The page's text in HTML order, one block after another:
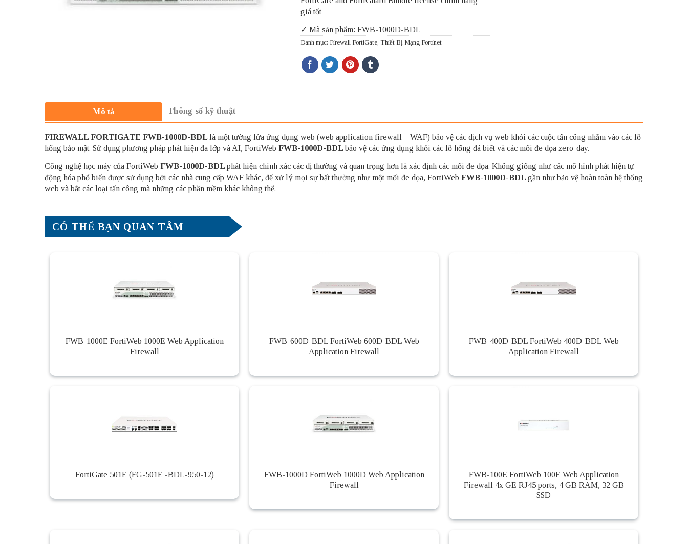
giá tốt
✓ Mã sản phẩm: FWB-1000D-BDL
Danh mục: Firewall FortiGate, Thiết Bị Mạng Fortinet
Mô tả Thông số kỹ thuật
FIREWALL FORTIGATE FWB-1000D-BDLlà một tường lửa ứng dụng web (web application firewall – WAF) bảo vệ các dịch vụ web khỏi các cuộc tấn công nhắm vào các lỗ
hổng bảo mật. Sử dụng phương pháp phát hiện đa lớp và AI, FortiWeb FWB-1000D-BDLbảo vệ các ứng dụng khỏi các lỗ hổng đã biết và các mối đe dọa zero-day.
Công nghệ học máy của FortiWeb FWB-1000D-BDLphát hiện chính xác các dị thường và quan trọng hơn là xác định các mối đe dọa. Không giống như các mô hình phát hiện tự
động hóa phổ biến được sử dụng bởi các nhà cung cấp WAF khác, để xử lý mọi sự bất thường như một mối đe dọa, FortiWeb FWB-1000D-BDLgần như bảo vệ hoàn toàn hệ thống
web và bắt các loại tấn công mà những các phần mềm khác không thể.
CÓ THỂ BẠN QUAN TÂM
FWB-1000E FortiWeb 1000E Web Application
Firewall
FWB-600D-BDL FortiWeb 600D-BDL Web
Application Firewall
FWB-400D-BDL FortiWeb 400D-BDL Web
Application Firewall
FortiGate 501E (FG-501E -BDL-950-12)
FWB-1000D FortiWeb 1000D Web Application
Firewall
FWB-100E FortiWeb 100E Web Application
Firewall 4x GE RJ45 ports, 4 GB RAM, 32 GB
SSD